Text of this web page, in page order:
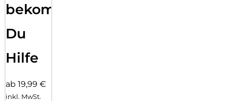
bekommst
Du
Hilfe
ab 19,99 €
inkl. MwSt.